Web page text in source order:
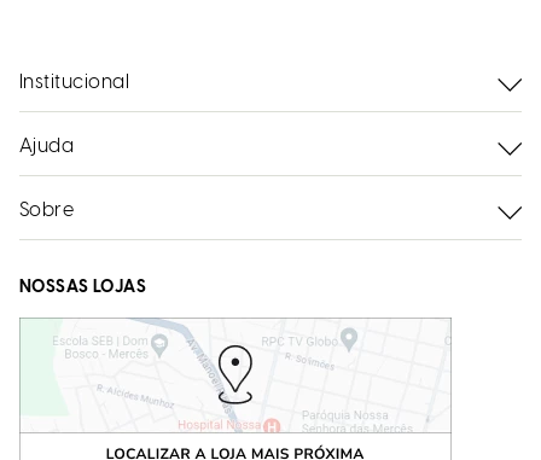
Institucional
Ajuda
Sobre
NOSSAS LOJAS